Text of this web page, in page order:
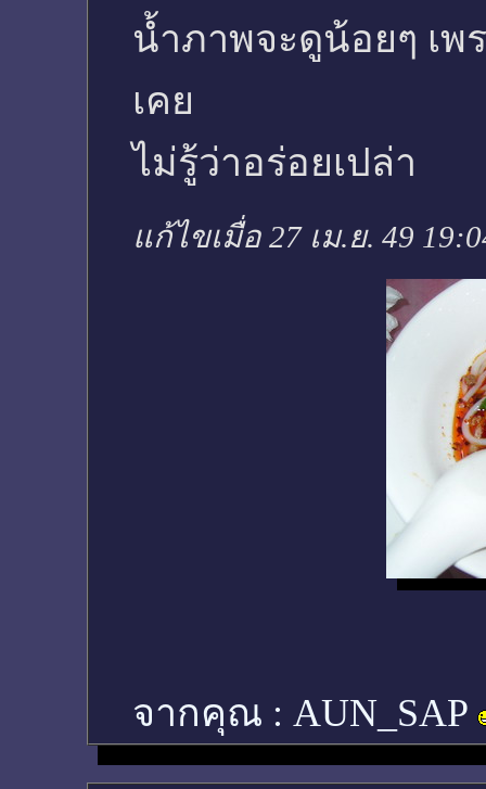
น้ำภาพจะดูน้อยๆ เพ
เคย
ไม่รู้ว่าอร่อยเปล่า
แก้ไขเมื่อ 27 เม.ย. 49
จากคุณ : AUN_SAP